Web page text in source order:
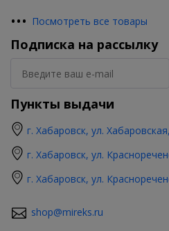
••• Посмотреть все товары
Подписка на рассылку
Пункты выдачи
г. Хабаровск, ул.
г. Хабаровск, ул.
г. Хабаровск, ул.
shop@mireks.ru